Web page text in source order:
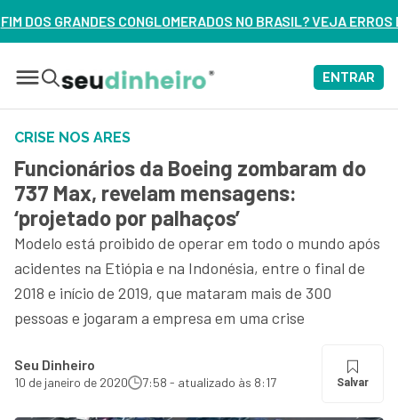
NO BRASIL? VEJA ERROS DE 3 DELES – ASSISTA
ENTRAR
CRISE NOS ARES
Funcionários da Boeing zombaram do
737 Max, revelam mensagens:
‘projetado por palhaços’
Modelo está proibido de operar em todo o mundo após
acidentes na Etiópia e na Indonésia, entre o final de
2018 e início de 2019, que mataram mais de 300
pessoas e jogaram a empresa em uma crise
Seu Dinheiro
10 de janeiro de 2020 7:58 - atualizado às 8:17 Salvar